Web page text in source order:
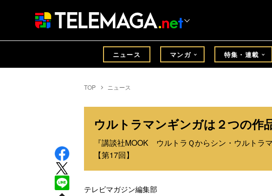
ニュース マンガ 特集・連載
TOP ニュース
ウルトラマンギンガは２つの作
『講談社MOOK ウルトラＱからシン・ウルトラ
【第17回】
テレビマガジン編集部